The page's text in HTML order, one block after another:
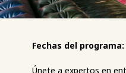
Fechas del programa:
Únete a expertos en